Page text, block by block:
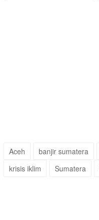
Aceh banjir sumatera
krisis iklim
Sumatera